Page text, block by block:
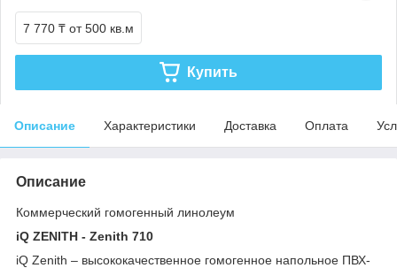
7 770 ₸ от 500 кв.м
Купить
Описание Характеристики Доставка Оплата
Описание
Коммерческий гомогенный линолеум
iQ ZENITH - Zenith 710
iQ Zenith – высококачественное гомогенное напольное ПВХ-